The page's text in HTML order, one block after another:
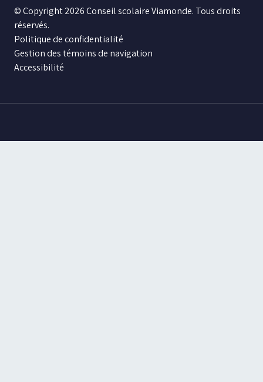
© Copyright 2026 Conseil scolaire Viamonde. Tous droits
réservés.
Politique de confidentialité
Gestion des témoins de navigation
Accessibilité